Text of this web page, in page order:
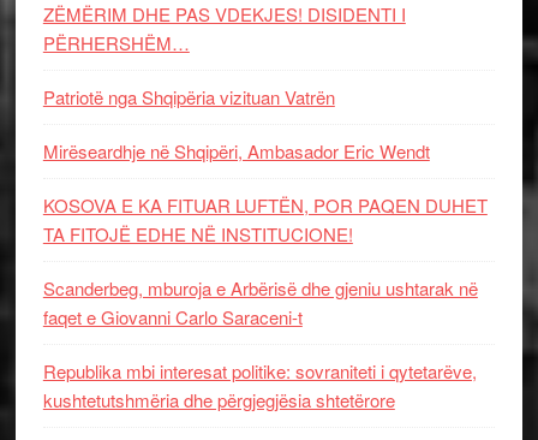
ZËMËRIM DHE PAS VDEKJES! DISIDENTI I
PËRHERSHËM…
Patriotë nga Shqipëria vizituan Vatrën
Mirëseardhje në Shqipëri, Ambasador Eric Wendt
KOSOVA E KA FITUAR LUFTËN, POR PAQEN DUHET
TA FITOJË EDHE NË INSTITUCIONE!
Scanderbeg, mburoja e Arbërisë dhe gjeniu ushtarak në
faqet e Giovanni Carlo Saraceni-t
Republika mbi interesat politike: sovraniteti i qytetarëve,
kushtetutshmëria dhe përgjegjësia shtetërore